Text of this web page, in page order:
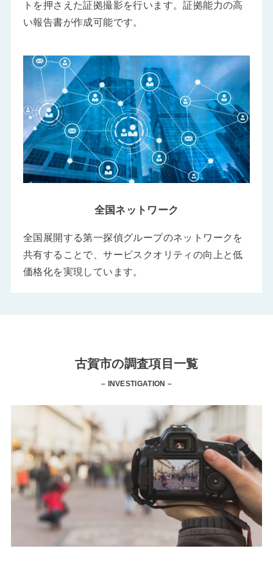
トを押さえた証拠撮影を行います。証拠能力の高
い報告書が作成可能です。
全国ネットワーク
全国展開する第一探偵グループのネットワークを
共有することで、サービスクオリティの向上と低
価格化を実現しています。
古賀市の調査項目一覧
– INVESTIGATION –